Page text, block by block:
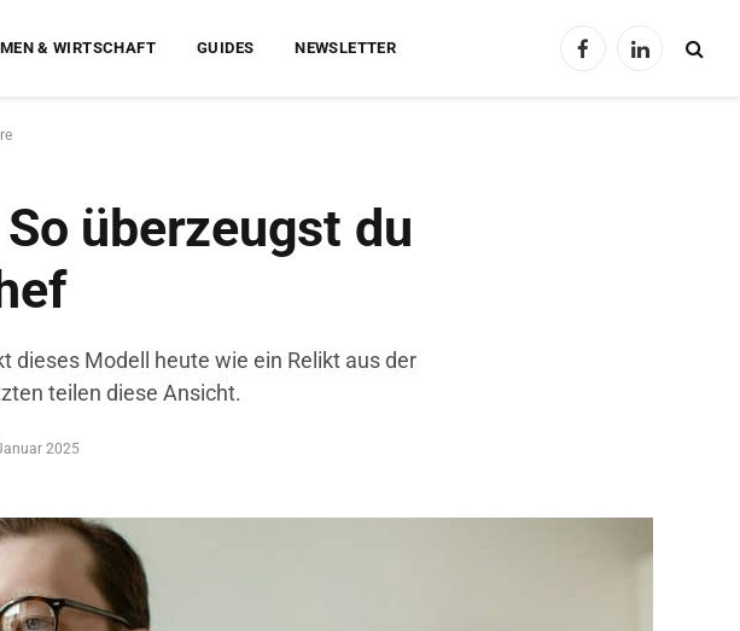
& WIRTSCHAFT GUIDES NEWSLETTER
FacebookLinkedIn
überzeugst du
dieses Modell heute wie ein Relikt aus der
teilen diese Ansicht.
2025